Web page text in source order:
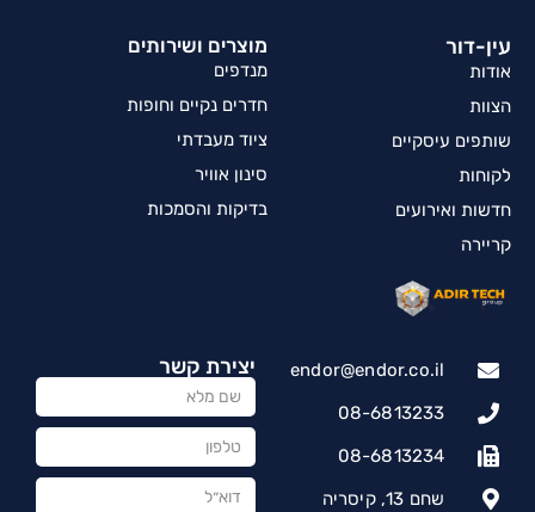
מוצרים ושירותים
מנדפים
חדרים נקיים וחופות
ציוד מעבדתי
סינון אוויר
בדיקות והסמכות
עין-דור
אודות
הצוות
שותפים עיסקיים
לקוחות
חדשות ואירועים
קריירה
יצירת קשר
endor@endor.co.il
08-6813233
08-6813234
שחם 13, קיסריה